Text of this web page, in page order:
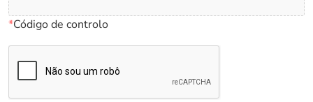
*Código de controlo